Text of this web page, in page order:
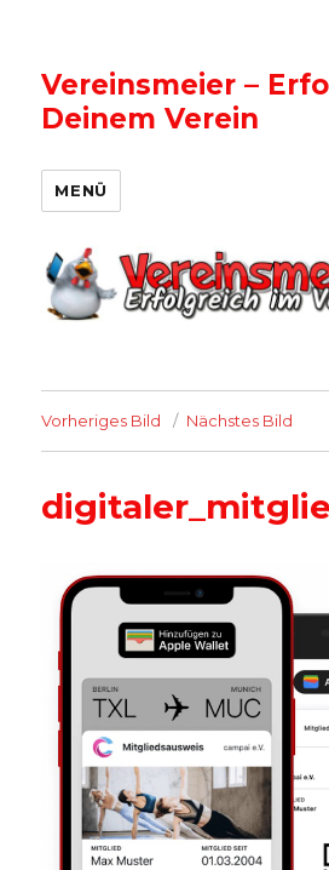
Vereinsmeier –
Deinem Verein
MENÜ
Vorheriges Bild Nächstes Bild